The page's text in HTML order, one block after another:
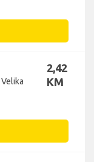
2,42
KM